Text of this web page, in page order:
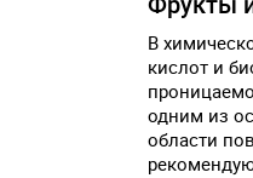
В
кислот и
одним из
области